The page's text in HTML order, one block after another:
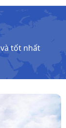
tốt nhất